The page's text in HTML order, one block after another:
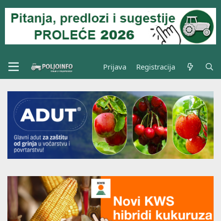
Prijava Registracija